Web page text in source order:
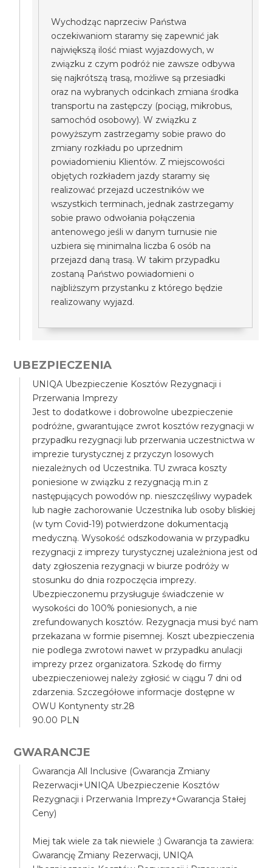
Wychodząc naprzeciw Państwa
oczekiwaniom staramy się zapewnić jak
największą ilość miast wyjazdowych, w
związku z czym podróż nie zawsze odbywa
się najkrótszą trasą, możliwe są przesiadki
oraz na wybranych odcinkach zmiana środka
transportu na zastępczy (pociąg, mikrobus,
samochód osobowy). W związku z
powyższym zastrzegamy sobie prawo do
zmiany rozkładu po uprzednim
powiadomieniu Klientów. Z miejscowości
objętych rozkładem jazdy staramy się
realizować przejazd uczestników we
wszystkich terminach, jednak zastrzegamy
sobie prawo odwołania połączenia
antenowego jeśli w danym turnusie nie
uzbiera się minimalna liczba 6 osób na
przejazd daną trasą. W takim przypadku
zostaną Państwo powiadomieni o
najbliższym przystanku z którego będzie
realizowany wyjazd.
UBEZPIECZENIA
UNIQA Ubezpieczenie Kosztów Rezygnacji i
Przerwania Imprezy
Jest to dodatkowe i dobrowolne ubezpieczenie
podróżne, gwarantujące zwrot kosztów rezygnacji w
przypadku rezygnacji lub przerwania uczestnictwa w
imprezie turystycznej z przyczyn losowych
niezależnych od Uczestnika. TU zwraca koszty
poniesione w związku z rezygnacją m.in z
następujących powodów np. nieszczęśliwy wypadek
lub nagłe zachorowanie Uczestnika lub osoby bliskiej
(w tym Covid-19) potwierdzone dokumentacją
medyczną. Wysokość odszkodowania w przypadku
rezygnacji z imprezy turystycznej uzależniona jest od
daty zgłoszenia rezygnacji w biurze podróży w
stosunku do dnia rozpoczęcia imprezy.
Ubezpieczonemu przysługuje świadczenie w
wysokości do 100% poniesionych, a nie
zrefundowanych kosztów. Rezygnacja musi być nam
przekazana w formie pisemnej. Koszt ubezpieczenia
nie podlega zwrotowi nawet w przypadku anulacji
imprezy przez organizatora. Szkodę do firmy
ubezpieczeniowej należy zgłosić w ciągu 7 dni od
zdarzenia. Szczegółowe informacje dostępne w
OWU Kontynenty str.28
90.00 PLN
GWARANCJE
Gwarancja All Inclusive (Gwarancja Zmiany
Rezerwacji+UNIQA Ubezpieczenie Kosztów
Rezygnacji i Przerwania Imprezy+Gwarancja Stałej
Ceny)
Miej tak wiele za tak niewiele ;) Gwarancja ta zawiera:
Gwarancję Zmiany Rezerwacji, UNIQA